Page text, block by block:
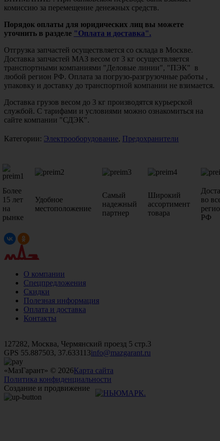
комиссию за перемещение денежных средств.
Порядок оплаты для юридических лиц вы можете
уточнить в разделе "Оплата и доставка".
Отгрузка запчастей осуществляется со склада в Москве.
Доставка запчастей МАЗ весом от 3 кг осуществляется
транспортными компаниями "Деловые линии", "ПЭК" в
любой регион РФ. Оплата за погрузо-разгрузочные работы ,
упаковку и доставку до транспортной компании не взимается.
Доставка грузов весом до 3 кг производятся курьерской
службой. С тарифами и условиями можно ознакомиться на
сайте компании "СДЭК".
Категории: Электрооборудование, Предохранители
Более
15 лет
на
рынке
Удобное
местоположение
Самый
надежный
партнер
Широкий
ассортимент
товара
во
РФ
О компании
Спецпредложения
Скидки
Полезная информация
Оплата и доставка
Контакты
127282, Москва, Чермянский проезд 5 стр.3
GPS 55.887503, 37.633113info@mazgarant.ru
«МазГарант» © 2026Карта сайта
Политика конфиденциальности
Создание и продвижение